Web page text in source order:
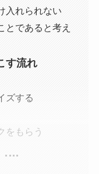
入れられない
とであると考え
す流れ
ズする
をもらう